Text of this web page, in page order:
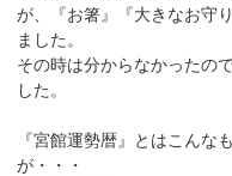
が、『お箸』『大きなお守
ました。
その時は分からなかったの
した。
『宮館運勢暦』とはこんな
が・・・